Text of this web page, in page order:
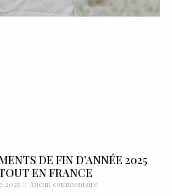
DE FIN D’ANNÉE 2025
EN FRANCE
2025 Aucun commentaire